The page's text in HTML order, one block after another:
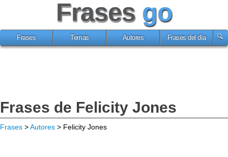
Frases go
Frases Temas Autores Frases del día
Frases de Felicity Jones
Frases >Autores > Felicity Jones